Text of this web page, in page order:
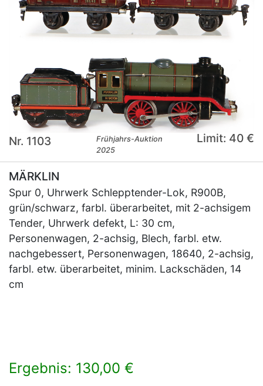
Nr. 1103
Frühjahrs-Auktion
2025
Limit: 40 €
MÄRKLIN
Spur 0, Uhrwerk Schlepptender-Lok, R900B,
grün/schwarz, farbl. überarbeitet, mit 2-achsigem
Tender, Uhrwerk defekt, L: 30 cm,
Personenwagen, 2-achsig, Blech, farbl. etw.
nachgebessert, Personenwagen, 18640, 2-achsig,
farbl. etw. überarbeitet, minim. Lackschäden, 14
cm
Ergebnis: 130,00 €